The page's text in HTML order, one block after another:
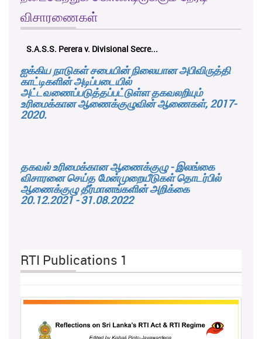
விசாரணைகள்
K.M.D.S.K. Kulatunga v. Udunuwara P...
ஐக்கிய நாடுகள் சபையின் நிலையான அபிவிருத்தி
காட்டிகளின் அடிப்படையில்
அட்டவணைப்படுத்தப்பட்டுள்ள தகவலறியும்
உரிமைக்கான ஆணைக்குழுவின் ஆணைகள், 2017-
2020.
தகவல் உரிமைக்கான ஆணைக்குழு - இலங்கை
விசாரனை செய்த மேன்முறையீடுகள் தொடர்பில்
ஆணைக்குழு தீர்மானங்களின் அறிக்கை
20.12.2021 - 31.08.2022
RTI Publications 1